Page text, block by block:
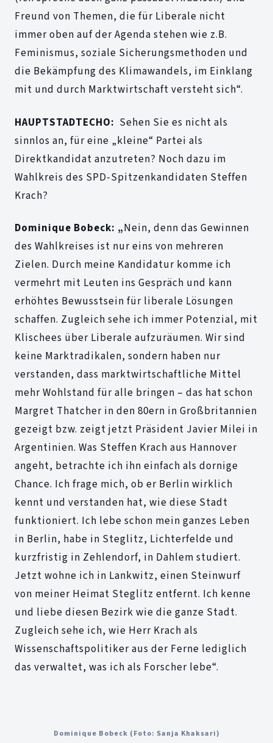
Freund von Themen, die für Liberale nicht
immer oben auf der Agenda stehen wie z.B.
Feminismus, soziale Sicherungsmethoden und
die Bekämpfung des Klimawandels, im Einklang
mit und durch Marktwirtschaft versteht sich“.
HAUPTSTADTECHO: Sehen Sie es nicht als
sinnlos an, für eine „kleine“ Partei als
Direktkandidat anzutreten? Noch dazu im
Wahlkreis des SPD-Spitzenkandidaten Steffen
Krach?
Dominique Bobeck: „Nein, denn das Gewinnen
des Wahlkreises ist nur eins von mehreren
Zielen. Durch meine Kandidatur komme ich
vermehrt mit Leuten ins Gespräch und kann
erhöhtes Bewusstsein für liberale Lösungen
schaffen. Zugleich sehe ich immer Potenzial, mit
Klischees über Liberale aufzuräumen. Wir sind
keine Marktradikalen, sondern haben nur
verstanden, dass marktwirtschaftliche Mittel
mehr Wohlstand für alle bringen – das hat schon
Margret Thatcher in den 80ern in Großbritannien
gezeigt bzw. zeigt jetzt Präsident Javier Milei in
Argentinien. Was Steffen Krach aus Hannover
angeht, betrachte ich ihn einfach als dornige
Chance. Ich frage mich, ob er Berlin wirklich
kennt und verstanden hat, wie diese Stadt
funktioniert. Ich lebe schon mein ganzes Leben
in Berlin, habe in Steglitz, Lichterfelde und
kurzfristig in Zehlendorf, in Dahlem studiert.
Jetzt wohne ich in Lankwitz, einen Steinwurf
von meiner Heimat Steglitz entfernt. Ich kenne
und liebe diesen Bezirk wie die ganze Stadt.
Zugleich sehe ich, wie Herr Krach als
Wissenschaftspolitiker aus der Ferne lediglich
das verwaltet, was ich als Forscher lebe“.
Dominique Bobeck (Foto: Sanja Khaksari)